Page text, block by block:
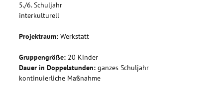
5./6. Schuljahr
interkulturell
Projektraum: Werkstatt
Gruppengröße: 20 Kinder
Dauer in Doppelstunden: ganzes Schuljahr
kontinuierliche Maßnahme